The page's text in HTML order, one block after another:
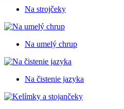
Na strojčeky
Na umelý chrup
Na čistenie jazyka